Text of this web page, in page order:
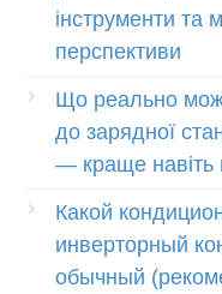
інструменти та
перспективи
Що реально
до зарядної
— краще навіть
Какой
инверторный
обычный